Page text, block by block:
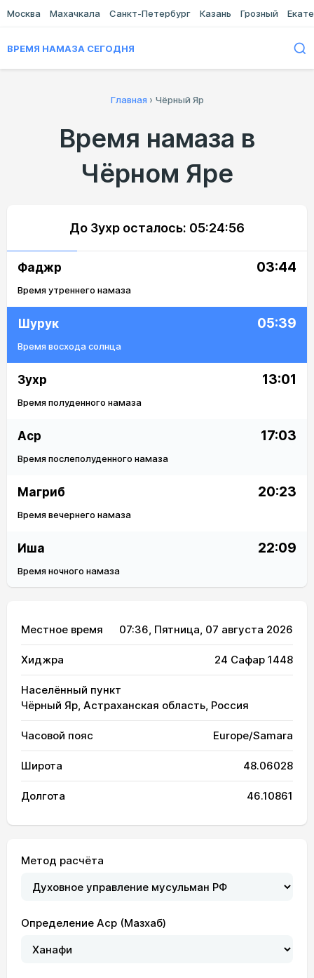
Москва Махачкала Санкт-Петербург Казань Грозный
ВРЕМЯ НАМАЗА СЕГОДНЯ
Главная › Чёрный Яр
Время намаза в
Чёрном Яре
До Зухр осталось: 05:24:56
Фаджр 03:44
Время утреннего намаза
Шурук 05:39
Время восхода солнца
Зухр 13:01
Время полуденного намаза
Аср 17:03
Время послеполуденного намаза
Магриб 20:23
Время вечернего намаза
Иша 22:09
Время ночного намаза
Местное время 07:36, Пятница, 07 августа 2026
Хиджра 24 Сафар 1448
Населённый пункт
Чёрный Яр, Астраханская область, Россия
Часовой пояс Europe/Samara
Широта 48.06028
Долгота 46.10861
Метод расчёта
Определение Аср (Мазхаб)